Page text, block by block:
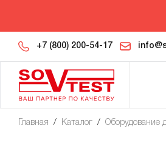
+7 (800) 200-54-17
Главная / Каталог / Оборудование